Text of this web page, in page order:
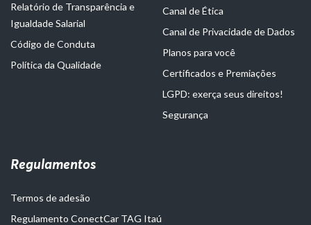
Relatório de Transparência e
Igualdade Salarial
Código de Conduta
Política da Qualidade
Canal de Ética
Canal de Privacidade de Dados
Planos para você
Certificados e Premiações
LGPD: exerça seus direitos!
Segurança
Regulamentos
Termos de adesão
Regulamento ConectCar TAG Itaú